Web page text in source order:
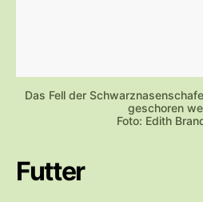
Das Fell der
geschoren
Foto: Edith
Futter